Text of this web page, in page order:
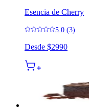
Esencia de Cherry
5.0 (3)
Desde $2990